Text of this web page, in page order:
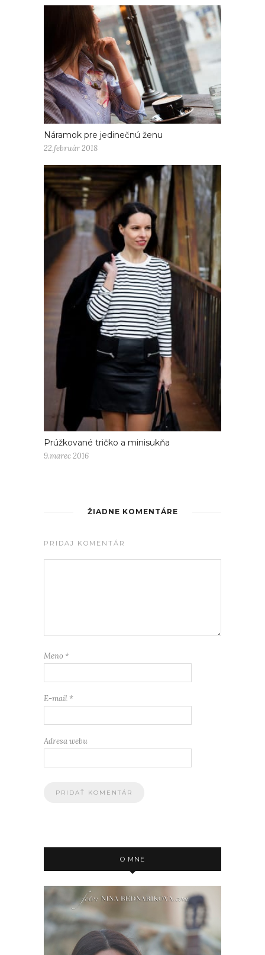
Náramok pre jedinečnú ženu
22.február 2018
Prúžkované tričko a minisukňa
9.marec 2016
ŽIADNE KOMENTÁRE
PRIDAJ KOMENTÁR
Meno *
E-mail *
Adresa webu
O MNE